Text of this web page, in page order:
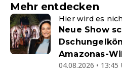
Mehr entdecken
Hier wird es
Neue Show
Amazonas-
04.08.2026 • 13:45